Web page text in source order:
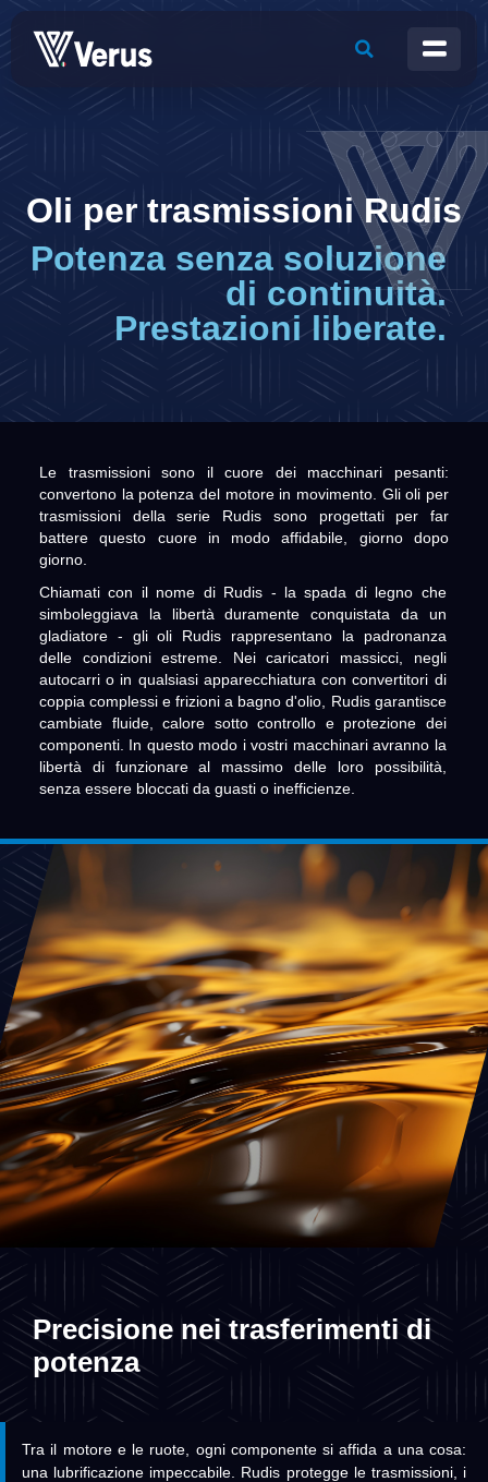
Oli per trasmissioni Rudis
Potenza senza soluzione
di continuità.
Prestazioni liberate.
Le trasmissioni sono il cuore dei macchinari pesanti:
convertono la potenza del motore in movimento. Gli oli per
trasmissioni della serie Rudis sono progettati per far
battere questo cuore in modo affidabile, giorno dopo
giorno.
Chiamati con il nome di Rudis - la spada di legno che
simboleggiava la libertà duramente conquistata da un
gladiatore - gli oli Rudis rappresentano la padronanza
delle condizioni estreme. Nei caricatori massicci, negli
autocarri o in qualsiasi apparecchiatura con convertitori di
coppia complessi e frizioni a bagno d'olio, Rudis garantisce
cambiate fluide, calore sotto controllo e protezione dei
componenti. In questo modo i vostri macchinari avranno la
libertà di funzionare al massimo delle loro possibilità,
senza essere bloccati da guasti o inefficienze.
Precisione nei trasferimenti di
potenza
Tra il motore e le ruote, ogni componente si affida a una cosa:
una lubrificazione impeccabile. Rudis protegge le trasmissioni, i